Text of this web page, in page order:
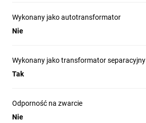
Wykonany jako autotransformator
Nie
Wykonany jako transformator separacyjny
Tak
Odporność na zwarcie
Nie